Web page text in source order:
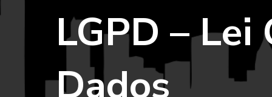
LGPD –
Dados